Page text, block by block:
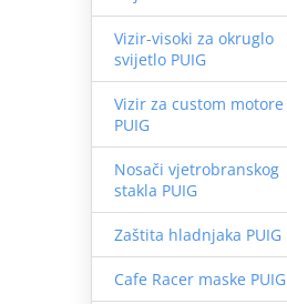
Vizir-visoki za okruglo
svijetlo PUIG
Vizir za custom motore
PUIG
Nosači vjetrobranskog
stakla PUIG
Zaštita hladnjaka PUIG
Cafe Racer maske PUIG